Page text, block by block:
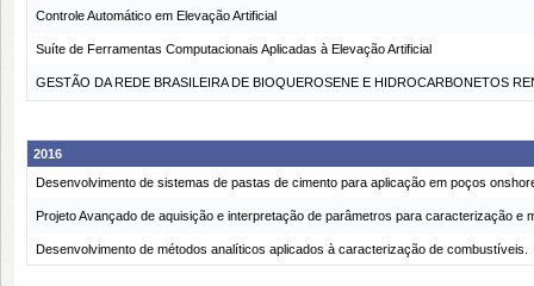
Controle Automático em Elevação Artificial
Suíte de Ferramentas Computacionais Aplicadas à Elevação Artificial
GESTÃO DA REDE BRASILEIRA DE BIOQUEROSENE E HIDROCARBONETOS
2016
Desenvolvimento de sistemas de pastas de cimento para aplicação em poços
Projeto Avançado de aquisição e interpretação de parâmetros para caracterização
Desenvolvimento de métodos analíticos aplicados à caracterização de combustíveis.